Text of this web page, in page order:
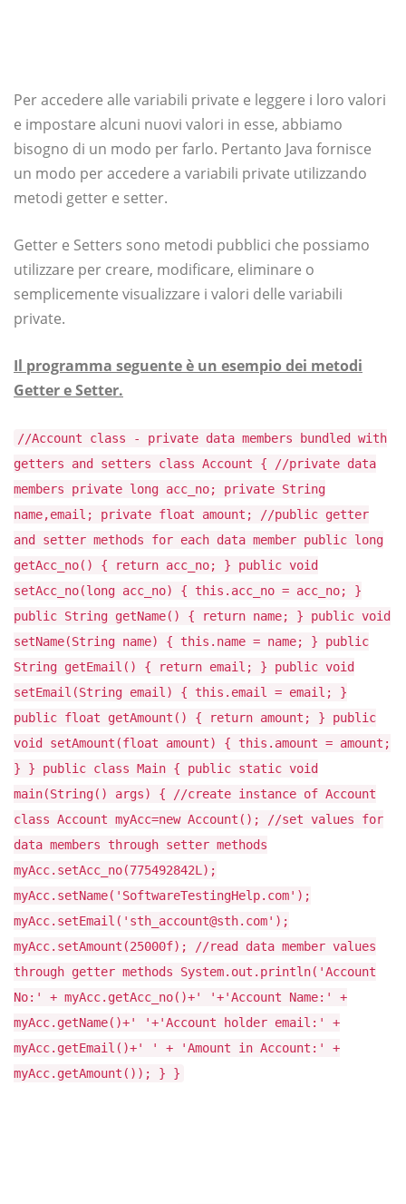
Per accedere alle variabili private e leggere i loro valori
e impostare alcuni nuovi valori in esse, abbiamo
bisogno di un modo per farlo. Pertanto Java fornisce
un modo per accedere a variabili private utilizzando
metodi getter e setter.
Getter e Setters sono metodi pubblici che possiamo
utilizzare per creare, modificare, eliminare o
semplicemente visualizzare i valori delle variabili
private.
Il programma seguente è un esempio dei metodi
Getter e Setter.
//Account class - private data members bundled with
getters and setters class Account { //private data
members private long acc_no; private String
name,email; private float amount; //public getter
and setter methods for each data member public long
getAcc_no() { return acc_no; } public void
setAcc_no(long acc_no) { this.acc_no = acc_no; }
public String getName() { return name; } public void
setName(String name) { this.name = name; } public
String getEmail() { return email; } public void
setEmail(String email) { this.email = email; }
public float getAmount() { return amount; } public
void setAmount(float amount) { this.amount = amount;
} } public class Main { public static void
main(String() args) { //create instance of Account
class Account myAcc=new Account(); //set values for
data members through setter methods
myAcc.setAcc_no(775492842L);
myAcc.setName('SoftwareTestingHelp.com');
myAcc.setEmail('sth_account@sth.com');
myAcc.setAmount(25000f); //read data member values
through getter methods System.out.println('Account
No:' + myAcc.getAcc_no()+' '+'Account Name:' +
myAcc.getName()+' '+'Account holder email:' +
myAcc.getEmail()+' ' + 'Amount in Account:' +
myAcc.getAmount()); } }